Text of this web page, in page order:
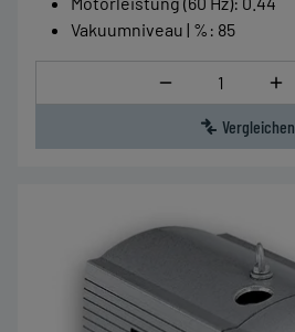
Vakuumniveau | % : 85
Menge
Vergleichen